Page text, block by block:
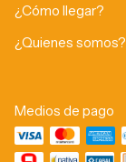
¿Cómo llegar?
¿Quienes somos?
Medios de pago